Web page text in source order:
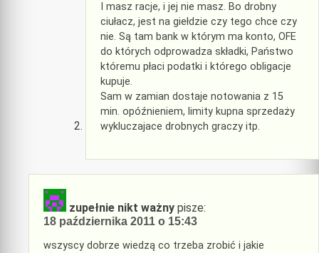
I masz racje, i jej nie masz. Bo drobny
ciułacz, jest na giełdzie czy tego chce czy
nie. Są tam bank w którym ma konto, OFE
do których odprowadza składki, Państwo
któremu płaci podatki i którego obligacje
kupuje.
Sam w zamian dostaje notowania z 15
min. opóźnieniem, limity kupna sprzedaży
wykluczajace drobnych graczy itp.
zupełnie nikt ważny pisze:
18 października 2011 o 15:43
wszyscy dobrze wiedzą co trzeba zrobić i jakie